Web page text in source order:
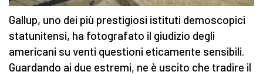
Gallup, uno dei più prestigiosi istituti demoscopici
statunitensi, ha fotografato il giudizio degli
americani su venti questioni eticamente sensibili.
Guardando ai due estremi, ne è uscito che tradire il